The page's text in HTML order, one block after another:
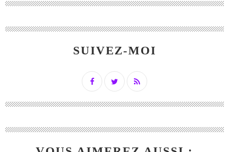
SUIVEZ-MOI